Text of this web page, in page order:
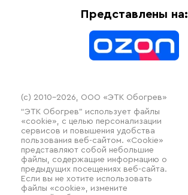
Представлены на:
(c) 2010–2026, ООО «ЭТК Обогрев»
“ЭТК Обогрев” использует файлы
«cookie», с целью персонализации
сервисов и повышения удобства
пользования веб-сайтом. «Cookie»
представляют собой небольшие
файлы, содержащие информацию о
предыдущих посещениях веб-сайта.
Если вы не хотите использовать
файлы «cookie», измените